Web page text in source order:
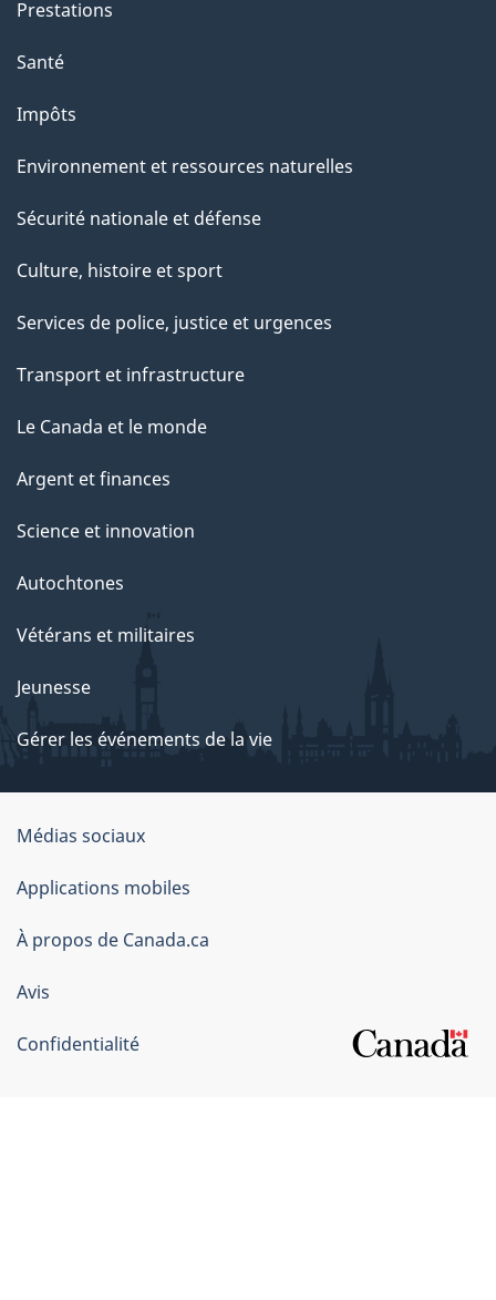
Prestations
Santé
Impôts
Environnement et ressources naturelles
Sécurité nationale et défense
Culture, histoire et sport
Services de police, justice et urgences
Transport et infrastructure
Le Canada et le monde
Argent et finances
Science et innovation
Autochtones
Vétérans et militaires
Jeunesse
Gérer les événements de la vie
Organisation
du
gouvernement
du
Canada
Médias sociaux
Applications mobiles
À propos de Canada.ca
Avis
Confidentialité